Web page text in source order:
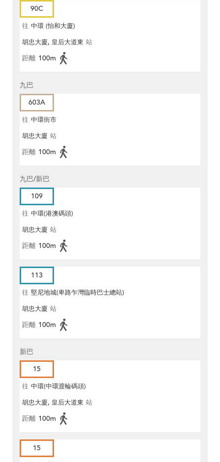
90C
往 中環 (怡和大廈)
胡忠大廈, 皇后大道東 站
距離 100m
九巴
603A
往 中環街市
胡忠大廈 站
距離 100m
九巴/新巴
109
往 中環(港澳碼頭)
胡忠大廈 站
距離 100m
113
往 堅尼地城(卑路乍灣臨時巴士總站)
胡忠大廈 站
距離 100m
新巴
15
往 中環(中環渡輪碼頭)
胡忠大廈, 皇后大道東 站
距離 100m
15